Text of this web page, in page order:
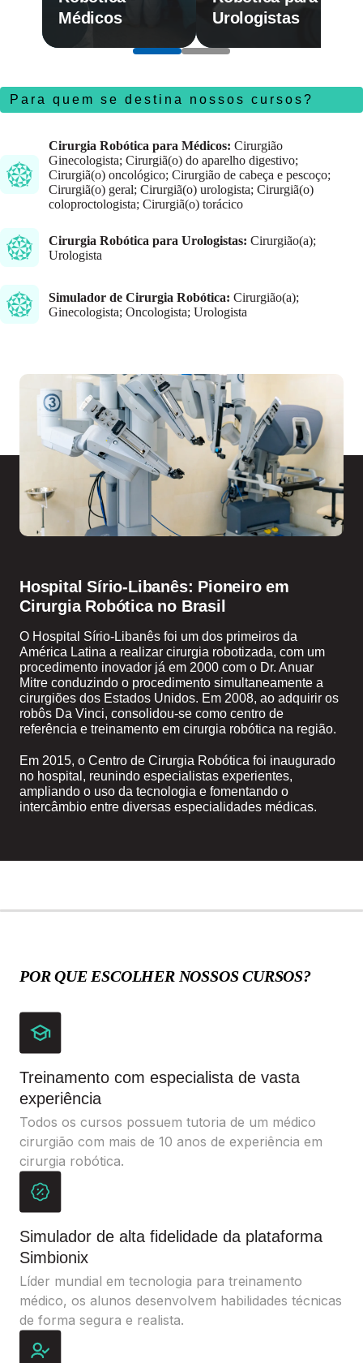
Médicos
Urologistas
Para quem se destina nossos cursos?
Cirurgia Robótica para Médicos: Cirurgião
Ginecologista; Cirurgiã(o) do aparelho digestivo;
Cirurgiã(o) oncológico; Cirurgião de cabeça e pescoço;
Cirurgiã(o) geral; Cirurgiã(o) urologista; Cirurgiã(o)
coloproctologista; Cirurgiã(o) torácico
Cirurgia Robótica para Urologistas: Cirurgião(a);
Urologista
Simulador de Cirurgia Robótica: Cirurgião(a);
Ginecologista; Oncologista; Urologista
Hospital Sírio-Libanês: Pioneiro em
Cirurgia Robótica no Brasil
O Hospital Sírio-Libanês foi um dos primeiros da
América Latina a realizar cirurgia robotizada, com um
procedimento inovador já em 2000 com o Dr. Anuar
Mitre conduzindo o procedimento simultaneamente a
cirurgiões dos Estados Unidos. Em 2008, ao adquirir os
robôs Da Vinci, consolidou-se como centro de
referência e treinamento em cirurgia robótica na região.
Em 2015, o Centro de Cirurgia Robótica foi inaugurado
no hospital, reunindo especialistas experientes,
ampliando o uso da tecnologia e fomentando o
intercâmbio entre diversas especialidades médicas.
POR QUE ESCOLHER NOSSOS CURSOS?
Treinamento com especialista de vasta
experiência
Todos os cursos possuem tutoria de um médico
cirurgião com mais de 10 anos de experiência em
cirurgia robótica.
Simulador de alta fidelidade da plataforma
Simbionix
Líder mundial em tecnologia para treinamento
médico, os alunos desenvolvem habilidades técnicas
de forma segura e realista.